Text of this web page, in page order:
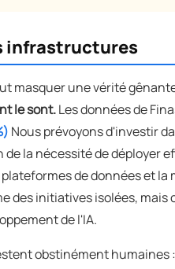
infrastructures
masquer une vérité
le sont.Les données de
Nous prévoyons d'investir
la nécessité de déployer
de données et
des initiatives isolées,
de l'IA.
obstinément humaines :